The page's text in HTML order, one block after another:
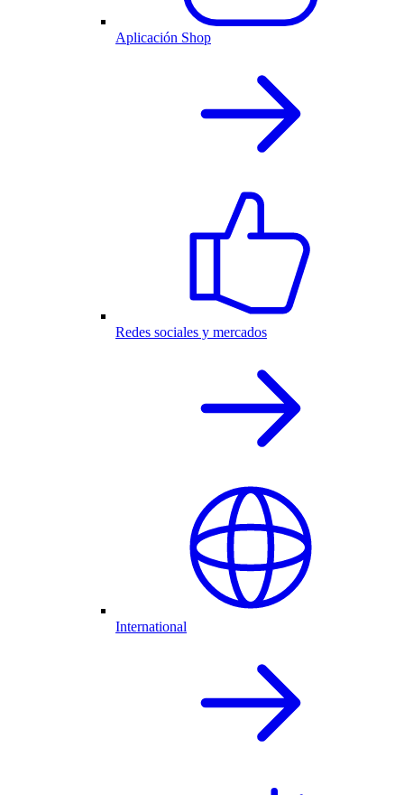
Aplicación Shop
Redes sociales y mercados
International